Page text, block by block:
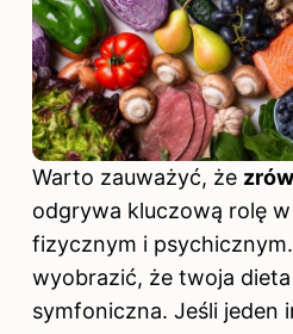
Warto zauważyć, że
odgrywa kluczową rolę
fizycznym i
wyobrazić, że twoja
symfoniczna. Jeśli jeden